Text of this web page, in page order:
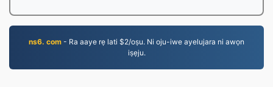
ns6. com - Ra aaye rẹ lati $2/oṣu. Ni oju-iwe ayelujara ni awọn
iṣẹju.